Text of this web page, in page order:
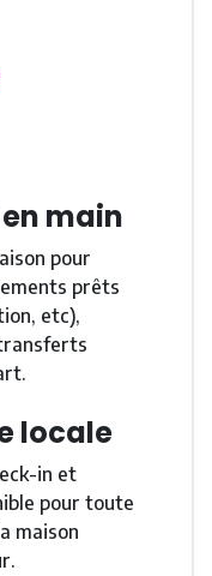
main
pour
prêts
etc),
locale
in et
pour toute
maison